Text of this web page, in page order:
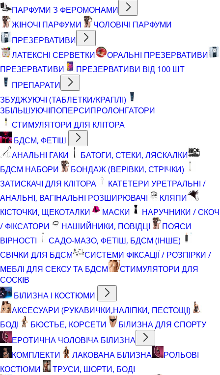
ПАРФУМИ З ФЕРОМОНАМИ
ЖІНОЧІ ПАРФУМИ
ЧОЛОВІЧІ ПАРФУМИ
ПРЕЗЕРВАТИВИ
ЛАТЕКСНІ СЕРВЕТКИ
ОРАЛЬНІ ПРЕЗЕРВАТИВИ
ПРЕЗЕРВАТИВИ
ПРЕЗЕРВАТИВИ ВІД 100 ШТ
ПРЕПАРАТИ
ЗБУДЖУЮЧІ (ТАБЛЕТКИ/КРАПЛІ)
ЗБІЛЬШУЮЧІПОПЕРСИПРОЛОНГАТОРИ
СТИМУЛЯТОРИ ДЛЯ КЛІТОРА
БДСМ, ФЕТІШ
АНАЛЬНІ ГАКИ
БАТОГИ, СТЕКИ, ЛЯСКАЛКИ
БДСМ НАБОРИ
БОНДАЖ (ВЕРІВКИ, СТРІЧКИ)
ЗАТИСКАЧІ ДЛЯ КЛІТОРА
КАТЕТЕРИ УРЕТРАЛЬНІ /
АНАЛЬНІ, ВАГІНАЛЬНІ РОЗШИРЮВАЧІ
КЛЯПИ
КІСТОЧКИ, ЩЕКОТАЛКИ
МАСКИ
НАРУЧНИКИ / СКОЧ
/ ФІКСАТОРИ
НАШИЙНИКИ, ПОВІДЦІ
ПОЯСИ
ВІРНОСТІ
САДО-МАЗО, ФЕТІШ, БДСМ (ІНШЕ)
СВІЧКИ ДЛЯ БДСМ
СИСТЕМИ ФІКСАЦІЇ / РОЗПІРКИ /
МЕБЛІ ДЛЯ СЕКСУ ТА БДСМ
СТИМУЛЯТОРИ ДЛЯ
СОСКІВ
БІЛИЗНА І КОСТЮМИ
АКСЕСУАРИ (РУКАВИЧКИ,НАЛІПКИ, ПЕСТОЩІ)
БОДІ
БЮСТЬЕ, КОРСЕТИ
БІЛИЗНА ДЛЯ СПОРТУ
ЕРОТИЧНА ЧОЛОВІЧА БІЛИЗНА
КОМПЛЕКТИ
ЛАКОВАНА БІЛИЗНА
РОЛЬОВІ
КОСТЮМИ
ТРУСИ, ШОРТИ, БОДІ